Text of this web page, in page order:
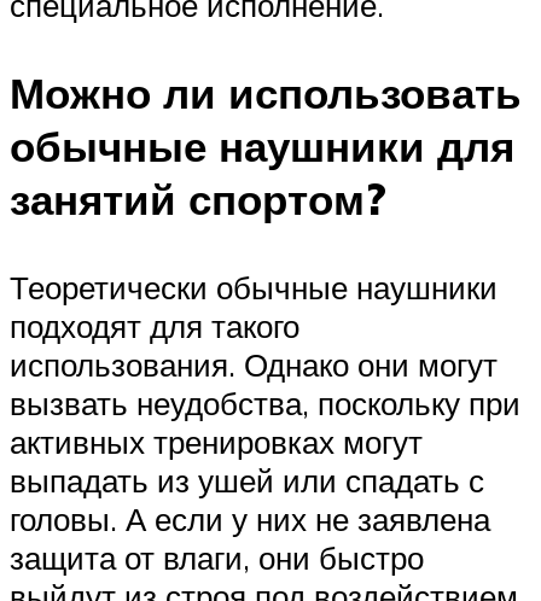
Можно ли использовать
обычные наушники для
занятий спортом?
Теоретически обычные наушники
подходят для такого
использования. Однако они могут
вызвать неудобства, поскольку при
активных тренировках могут
выпадать из ушей или спадать с
головы. А если у них не заявлена
защита от влаги, они быстро